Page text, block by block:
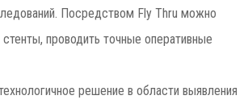
Посредством Fly Thru можно
проводить точные оперативные
решение в области выявления